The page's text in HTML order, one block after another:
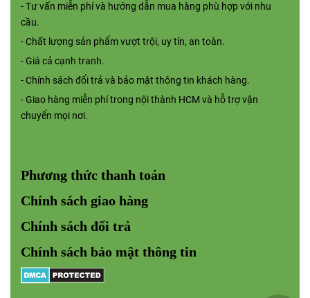
- Tư vấn miễn phí và hướng dẫn mua hàng phù hợp với nhu
cầu.
- Chất lượng sản phẩm vượt trội, uy tín, an toàn.
- Giá cả cạnh tranh.
- Chính sách đổi trả và bảo mật thông tin khách hàng.
- Giao hàng miễn phí trong nội thành HCM và hỗ trợ vận
chuyển mọi nơi.
Phương thức thanh toán
Chính sách giao hàng
Chính sách đổi trả
Chính sách bảo mật thông tin